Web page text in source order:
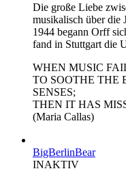
Die große Liebe
musikalisch über die
1944 begann Orff
fand in Stuttgart die
WHEN MUSIC
TO SOOTHE THE
SENSES;
THEN IT HAS
(Maria Callas)
BigBerlinBear
INAKTIV